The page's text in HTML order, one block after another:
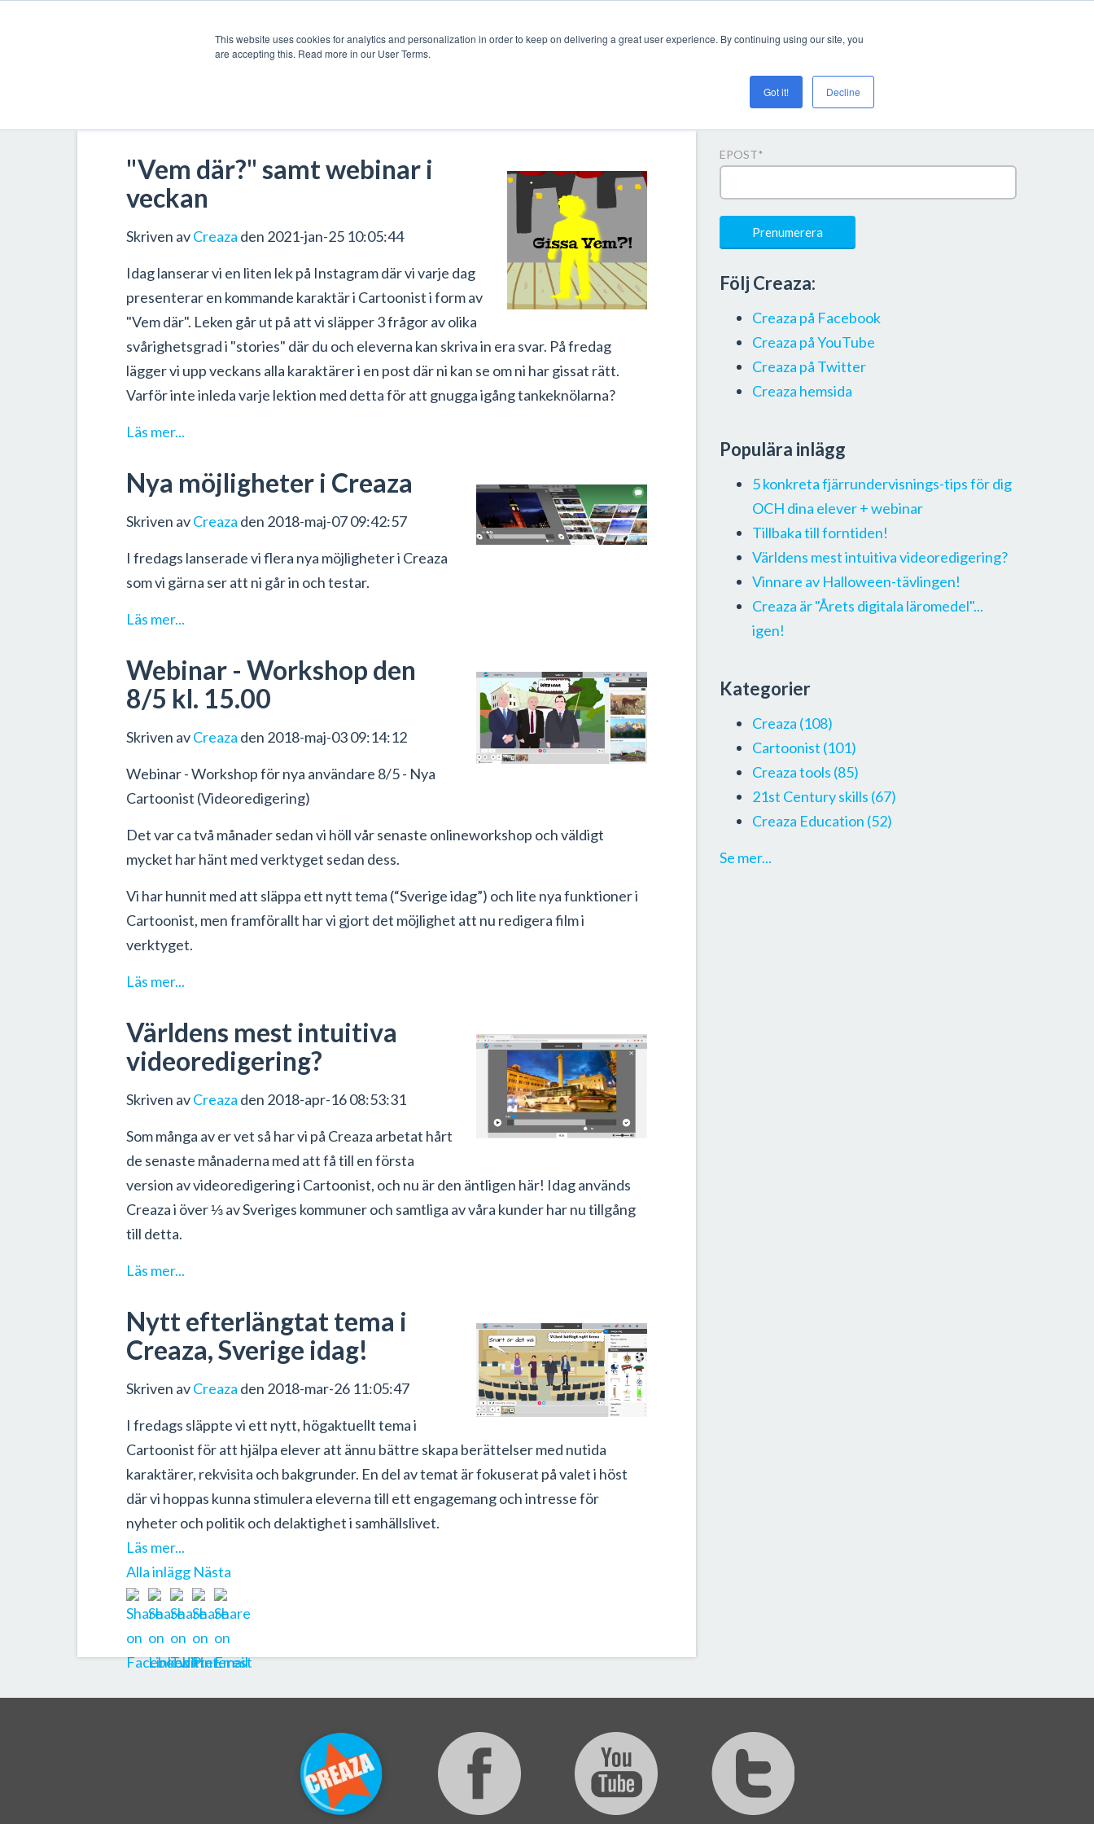
This website uses cookies for analytics and personalization in order to keep on delivering a great user experience. By continuing using our site, you
are accepting this. Read more in our User Terms.
Got it! Decline
"Vem där?" samt webinar i
veckan
Skriven avCreaza den 2021-jan-25 10:05:44
Idag lanserar vi en liten lek på Instagram där vi varje dag
presenterar en kommande karaktär i Cartoonist i form av
"Vem där". Leken går ut på att vi släpper 3 frågor av olika
svårighetsgrad i "stories" där du och eleverna kan skriva in era svar. På fredag
lägger vi upp veckans alla karaktärer i en post där ni kan se om ni har gissat rätt.
Varför inte inleda varje lektion med detta för att gnugga igång tankeknölarna?
Läs mer...
Nya möjligheter i Creaza
Skriven avCreaza den 2018-maj-07 09:42:57
I fredags lanserade vi flera nya möjligheter i Creaza
som vi gärna ser att ni går in och testar.
Läs mer...
Webinar - Workshop den
8/5 kl. 15.00
Skriven avCreaza den 2018-maj-03 09:14:12
Webinar - Workshop för nya användare 8/5 - Nya
Cartoonist (Videoredigering)
Det var ca två månader sedan vi höll vår senaste onlineworkshop och väldigt
mycket har hänt med verktyget sedan dess.
Vi har hunnit med att släppa ett nytt tema (“Sverige idag”) och lite nya funktioner i
Cartoonist, men framförallt har vi gjort det möjlighet att nu redigera film i
verktyget.
Läs mer...
Världens mest intuitiva
videoredigering?
Skriven avCreaza den 2018-apr-16 08:53:31
Som många av er vet så har vi på Creaza arbetat hårt
de senaste månaderna med att få till en första
version av videoredigering i Cartoonist, och nu är den äntligen här! Idag används
Creaza i över ⅓ av Sveriges kommuner och samtliga av våra kunder har nu tillgång
till detta.
Läs mer...
Nytt efterlängtat tema i
Creaza, Sverige idag!
Skriven avCreaza den 2018-mar-26 11:05:47
I fredags släppte vi ett nytt, högaktuellt tema i
Cartoonist för att hjälpa elever att ännu bättre skapa berättelser med nutida
karaktärer, rekvisita och bakgrunder. En del av temat är fokuserat på valet i höst
där vi hoppas kunna stimulera eleverna till ett engagemang och intresse för
nyheter och politik och delaktighet i samhällslivet.
Läs mer...
Alla inlägg Nästa
Prenumerera på uppdateringar
EPOST*
Följ Creaza:
Creaza på Facebook
Creaza på YouTube
Creaza på Twitter
Creaza hemsida
Populära inlägg
5 konkreta fjärrundervisnings-tips för dig
OCH dina elever + webinar
Tillbaka till forntiden!
Världens mest intuitiva videoredigering?
Vinnare av Halloween-tävlingen!
Creaza är "Årets digitala läromedel"...
igen!
Kategorier
Creaza (108)
Cartoonist (101)
Creaza tools (85)
21st Century skills (67)
Creaza Education (52)
Se mer...